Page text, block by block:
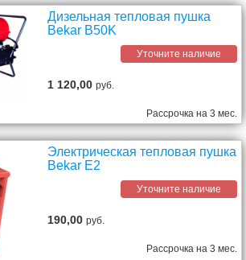
Дизельная тепловая пушка
Bekar B50K
Уточните наличие
1 120,00руб.
Рассрочка на 3 мес.
Электрическая тепловая пушка
Bekar E2
Уточните наличие
190,00руб.
Рассрочка на 3 мес.